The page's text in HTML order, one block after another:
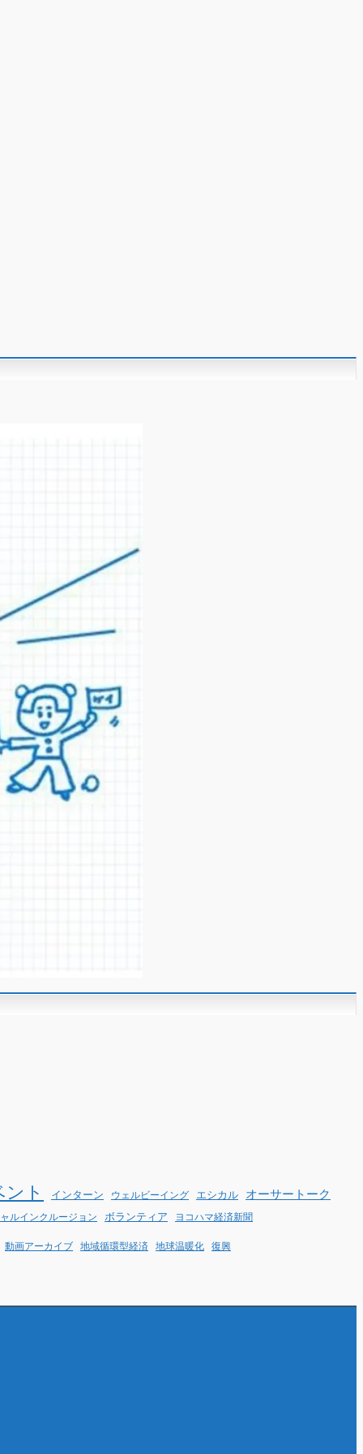
ント インターン ウェルビーイング エシカル オーサートーク
ルインクルージョン ボランティア ヨコハマ経済新聞
動画アーカイブ 地域循環型経済 地球温暖化 復興